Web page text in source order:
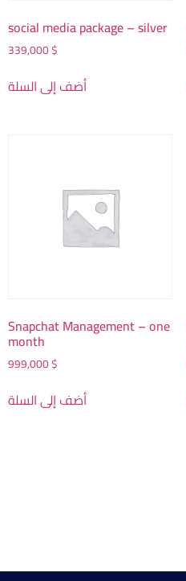
social media package – silver
339,000$
أضف إلى السلة
Snapchat Management – one
month
999,000$
أضف إلى السلة